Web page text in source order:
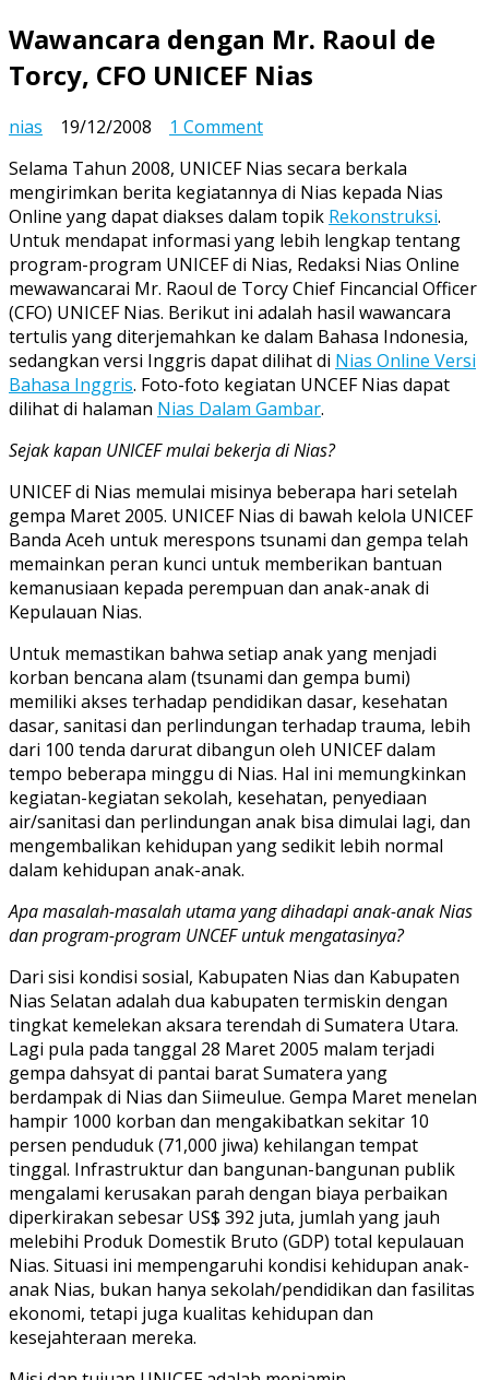
Wawancara dengan Mr. Raoul de
Torcy, CFO UNICEF Nias
nias 19/12/2008 1 Commenton
dengan
Mr.
Raoul
de
Torcy,
CFO
UNICEF
Nias
Selama Tahun 2008, UNICEF Nias secara berkala
mengirimkan berita kegiatannya di Nias kepada Nias
Online yang dapat diakses dalam topik Rekonstruksi.
Untuk mendapat informasi yang lebih lengkap tentang
program-program UNICEF di Nias, Redaksi Nias Online
mewawancarai Mr. Raoul de Torcy Chief Fincancial Officer
(CFO) UNICEF Nias. Berikut ini adalah hasil wawancara
tertulis yang diterjemahkan ke dalam Bahasa Indonesia,
sedangkan versi Inggris dapat dilihat di Nias Online Versi
Bahasa Inggris. Foto-foto kegiatan UNCEF Nias dapat
dilihat di halaman Nias Dalam Gambar.
Sejak kapan UNICEF mulai bekerja di Nias?
UNICEF di Nias memulai misinya beberapa hari setelah
gempa Maret 2005. UNICEF Nias di bawah kelola UNICEF
Banda Aceh untuk merespons tsunami dan gempa telah
memainkan peran kunci untuk memberikan bantuan
kemanusiaan kepada perempuan dan anak-anak di
Kepulauan Nias.
Untuk memastikan bahwa setiap anak yang menjadi
korban bencana alam (tsunami dan gempa bumi)
memiliki akses terhadap pendidikan dasar, kesehatan
dasar, sanitasi dan perlindungan terhadap trauma, lebih
dari 100 tenda darurat dibangun oleh UNICEF dalam
tempo beberapa minggu di Nias. Hal ini memungkinkan
kegiatan-kegiatan sekolah, kesehatan, penyediaan
air/sanitasi dan perlindungan anak bisa dimulai lagi, dan
mengembalikan kehidupan yang sedikit lebih normal
dalam kehidupan anak-anak.
Apa masalah-masalah utama yang dihadapi anak-anak Nias
dan program-program UNCEF untuk mengatasinya?
Dari sisi kondisi sosial, Kabupaten Nias dan Kabupaten
Nias Selatan adalah dua kabupaten termiskin dengan
tingkat kemelekan aksara terendah di Sumatera Utara.
Lagi pula pada tanggal 28 Maret 2005 malam terjadi
gempa dahsyat di pantai barat Sumatera yang
berdampak di Nias dan Siimeulue. Gempa Maret menelan
hampir 1000 korban dan mengakibatkan sekitar 10
persen penduduk (71,000 jiwa) kehilangan tempat
tinggal. Infrastruktur dan bangunan-bangunan publik
mengalami kerusakan parah dengan biaya perbaikan
diperkirakan sebesar US$ 392 juta, jumlah yang jauh
melebihi Produk Domestik Bruto (GDP) total kepulauan
Nias. Situasi ini mempengaruhi kondisi kehidupan anak-
anak Nias, bukan hanya sekolah/pendidikan dan fasilitas
ekonomi, tetapi juga kualitas kehidupan dan
kesejahteraan mereka.